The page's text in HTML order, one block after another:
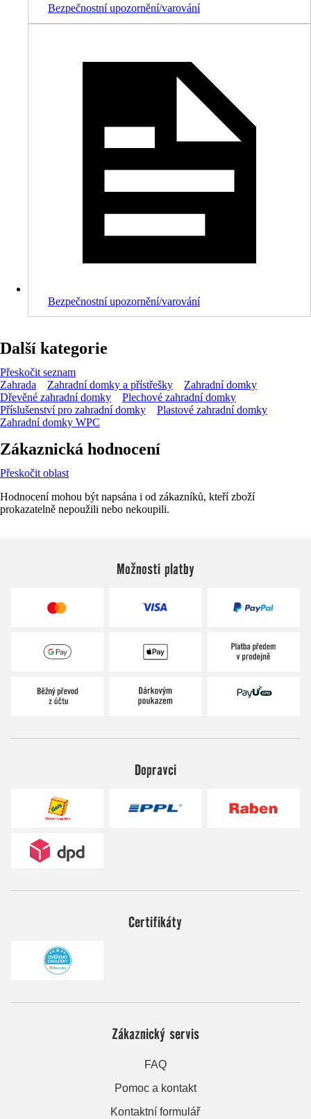
Bezpečnostní upozornění/varování
Bezpečnostní upozornění/varování
Další kategorie
Přeskočit seznam
Zahrada
Zahradní domky a přístřešky
Zahradní domky
Dřevěné zahradní domky
Plechové zahradní domky
Příslušenství pro zahradní domky
Plastové zahradní domky
Zahradní domky WPC
Zákaznická hodnocení
Přeskočit oblast
Hodnocení mohou být napsána i od zákazníků, kteří zboží
prokazatelně nepoužili nebo nekoupili.
Možnosti platby
Dopravci
Certifikáty
Zákaznický servis
FAQ
Pomoc a kontakt
Kontaktní formulář